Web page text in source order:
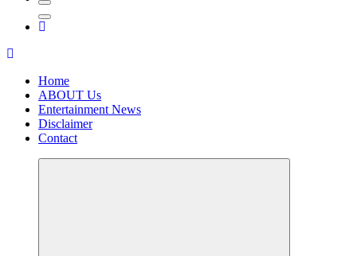
Home
ABOUT Us
Entertainment News
Disclaimer
Contact